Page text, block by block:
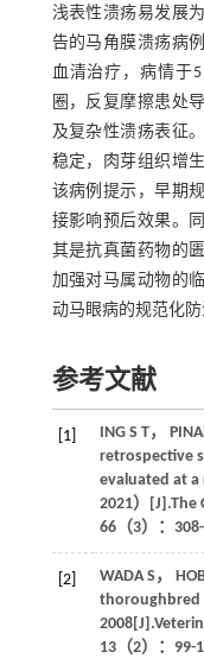
浅表性溃疡易发展
告的马角膜溃疡病
血清治疗，病情于
圈，反复摩擦患处
及复杂性溃疡表征
稳定，肉芽组织增
该病例提示，早期
接影响预后效果。
其是抗真菌药物的
加强对马属动物的
动马眼病的规范化防
参考文献
[1] ING S T，
retrospective
evaluated at
2021）[J].The
66（3）：
[2] WADA S ，
thoroughbred
2008[J].
13（2）：99-